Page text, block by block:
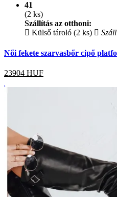
41
(2 ks)
Szállítás az otthoni:
Külső tároló (2 ks)
Női fekete szarvasbőr cipő
23904 HUF